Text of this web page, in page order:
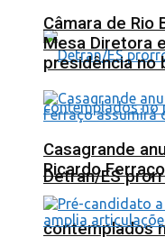
Detran/ES
contemplados
Câmara de Rio
Mesa Diretora
presidência no
Casagrande
Ricardo